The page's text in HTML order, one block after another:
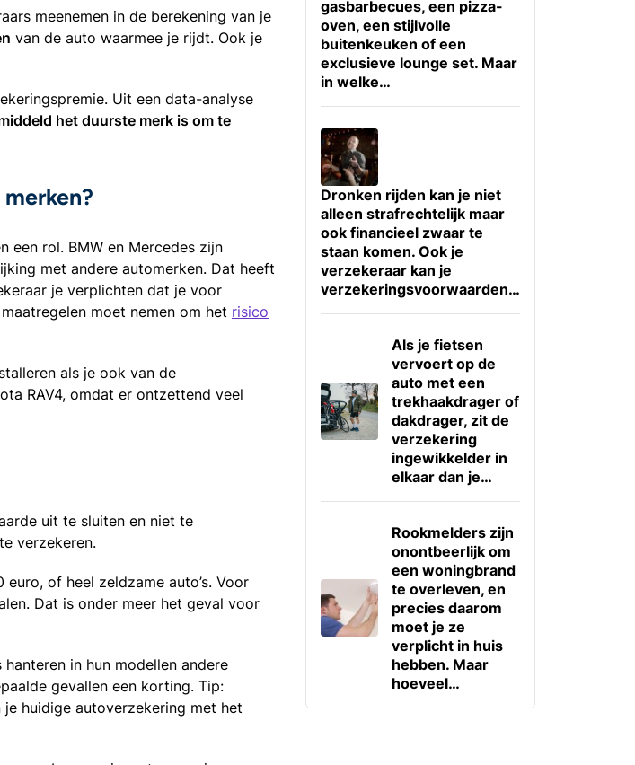
meenemen in de berekening van je
van de auto waarmee je rijdt. Ook je
Uit een data-analyse
het duurste merk is om te
een rol. BMW en Mercedes zijn
met andere automerken. Dat heeft
je verplichten dat je voor
moet nemen om het risico
als je ook van de
RAV4, omdat er ontzettend veel
uit te sluiten en niet te
verzekeren.
of heel zeldzame auto’s. Voor
Dat is onder meer het geval voor
in hun modellen andere
gevallen een korting. Tip:
huidige autoverzekering met het
gasbarbecues, een pizza-
oven, een stijlvolle
buitenkeuken of een
exclusieve lounge set. Maar
in welke…
Dronken rijden kan je niet
alleen strafrechtelijk maar
ook financieel zwaar te
staan komen. Ook je
verzekeraar kan je
verzekeringsvoorwaarden…
Als je fietsen
vervoert op de
auto met een
trekhaakdrager of
dakdrager, zit de
verzekering
ingewikkelder in
elkaar dan je…
Rookmelders zijn
onontbeerlijk om
een woningbrand
te overleven, en
precies daarom
moet je ze
verplicht in huis
hebben. Maar
hoeveel…